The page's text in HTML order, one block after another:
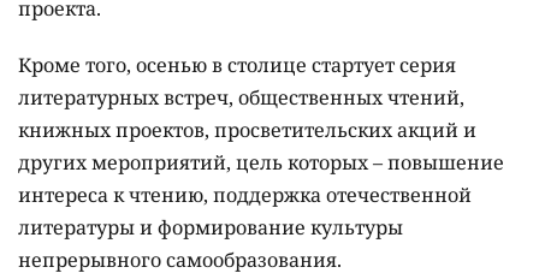
проекта.
Кроме того, осенью в столице стартует серия
литературных встреч, общественных чтений,
книжных проектов, просветительских акций и
других мероприятий, цель которых –повышение
интереса к чтению, поддержка отечественной
литературы и формирование культуры
непрерывного самообразования.